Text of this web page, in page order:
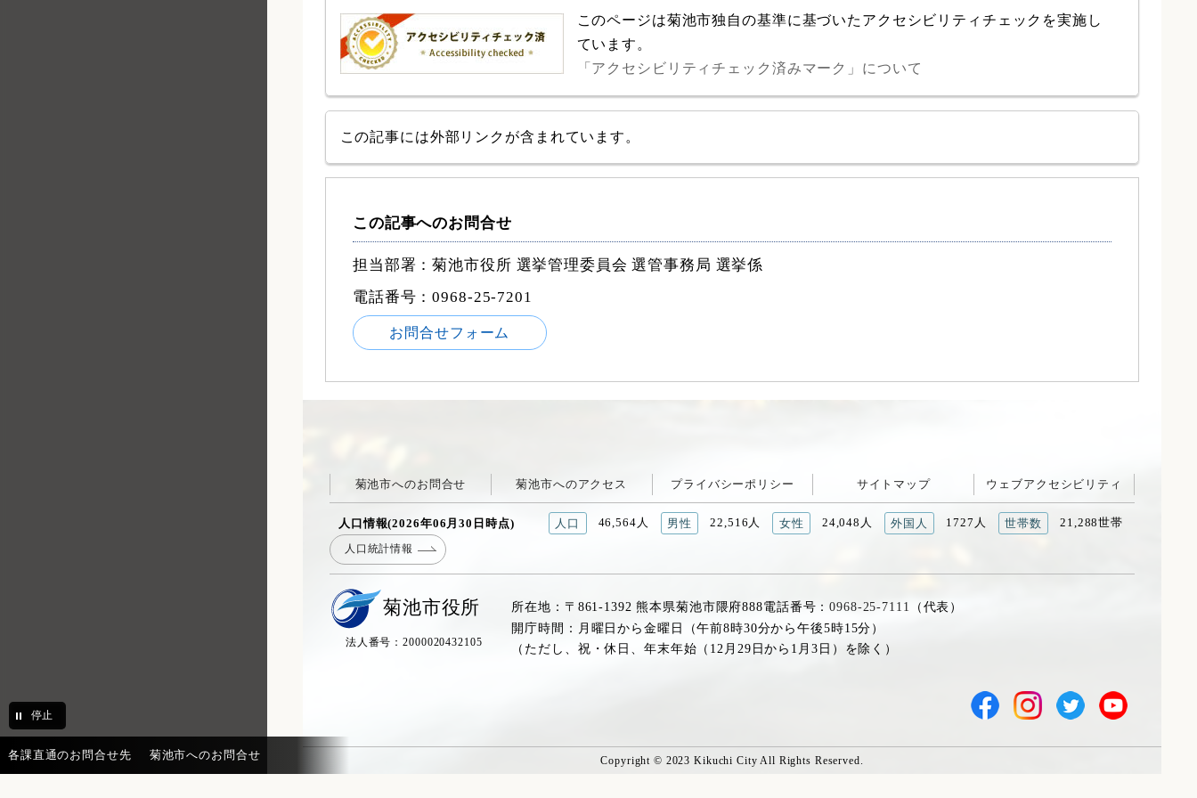
停止
このページは菊池市独自の基準に基づいたアクセシビリティチェックを実施し
ています。
「アクセシビリティチェック済みマーク」について
この記事には外部リンクが含まれています。
この記事へのお問合せ
担当部署：菊池市役所 選挙管理委員会 選管事務局 選挙係
電話番号：0968-25-7201
お問合せフォーム
菊池市へのお問合せ 菊池市へのアクセス プライバシーポリシー サイトマップ ウェブアクセシビリティ
人口情報(2026年06月30日時点) 人口 46,564人 男性 22,516人 女性 24,048人 外国人 1727人 世帯数 21,288世帯
人口統計情報
菊池市役所
法人番号：2000020432105
所在地：〒861-1392 熊本県菊池市隈府888電話番号：0968-25-7111
（代表）
開庁時間：月曜日から金曜日（午前8時30分から午後5時15分）
（ただし、祝・休日、年末年始（12月29日から1月3日）を除く）
Copyright © 2023 Kikuchi City All Rights Reserved.
各課直通のお問合せ先 菊池市へのお問合せ